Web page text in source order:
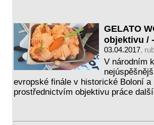
GELATO
objektivu /
03.04.2017,
V národním
evropské finále v historické Boloní
prostřednictvím objektivu práce